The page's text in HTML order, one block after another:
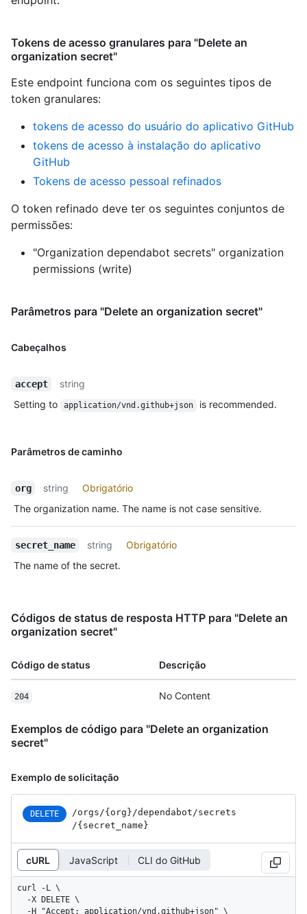
Tokens de acesso granulares para "Delete an
organization secret"
Este endpoint funciona com os seguintes tipos de
token granulares:
tokens de acesso do usuário do aplicativo GitHub
tokens de acesso à instalação do aplicativo
GitHub
Tokens de acesso pessoal refinados
O token refinado deve ter os seguintes conjuntos de
permissões:
"Organization dependabot secrets" organization
permissions (write)
Parâmetros para "Delete an organization secret"
Cabeçalhos
accept
string
Setting to
application/vnd.github+json is recommended.
Parâmetros de caminho
org string
Obrigatório
The organization name. The name is not case sensitive.
secret_name string
Obrigatório
The name of the secret.
Códigos de status de resposta HTTP para "Delete an
organization secret"
Código de status Descrição
204 No Content
Exemplos de código para "Delete an organization
secret"
Exemplo de solicitação
DELETE /orgs/{org}/dependabot/secrets
/{secret_ name}
cURL JavaScript CLI do GitHub
curl -L \